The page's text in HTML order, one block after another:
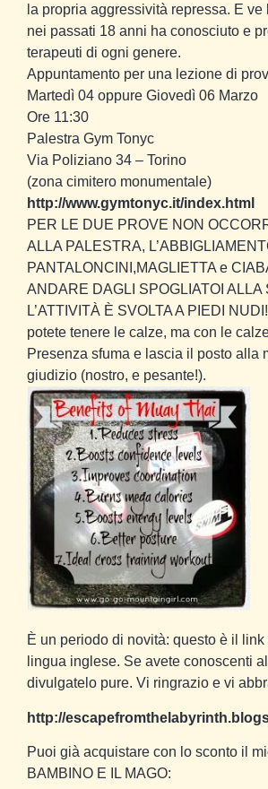
la propria aggressività repressa. E
nei passati 18 anni ha conosciuto e
terapeuti di ogni genere.
Appuntamento per una lezione di
Martedì 04 oppure Giovedì 06 Marzo
Ore 11:30
Palestra Gym Tonyc
Via Poliziano 34 – Torino
(zona cimitero monumentale)
http://www.gymtonyc.it/index.html
PER LE DUE PROVE NON
ALLA PALESTRA,
PANTALONCINI,MAGLIETTA e
ANDARE DAGLI SPOGLIATOI ALLA
L’ATTIVITÀ È SVOLTA A PIEDI
potete tenere le calze, ma con le
Presenza sfuma e lascia il posto alla
giudizio (nostro, e pesante!).
È un periodo di novità: questo è il
lingua inglese. Se avete conoscenti
divulgatelo pure. Vi ringrazio e vi
http://
Puoi già acquistare con lo sconto il
BAMBINO E IL MAGO: